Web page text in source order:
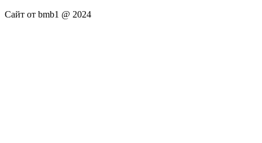
Сайт от bmb1 @ 2024